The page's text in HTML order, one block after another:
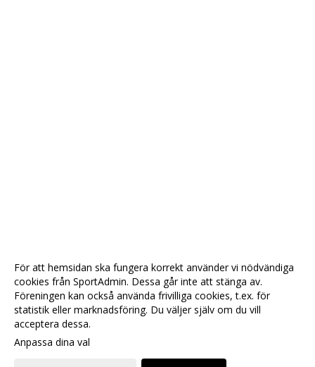
För att hemsidan ska fungera korrekt använder vi nödvändiga
cookies från SportAdmin. Dessa går inte att stänga av.
Föreningen kan också använda frivilliga cookies, t.ex. för
statistik eller marknadsföring. Du väljer själv om du vill
acceptera dessa.
Anpassa dina val